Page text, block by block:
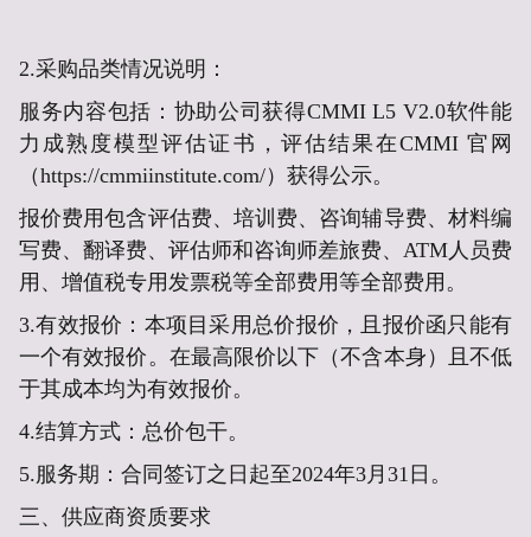
2.采购品类情况说明：
服务内容包括：协助公司获得CMMI L5 V2.0软件能
力成熟度模型评估证书，评估结果在CMMI 官网
（https://cmmiinstitute.com/）获得公示。
报价费用包含评估费、培训费、咨询辅导费、材料编
写费、翻译费、评估师和咨询师差旅费、ATM人员费
用、增值税专用发票税等全部费用等全部费用。
3.有效报价：本项目采用总价报价，且报价函只能有
一个有效报价。在最高限价以下（不含本身）且不低
于其成本均为有效报价。
4.结算方式：总价包干。
5.服务期：合同签订之日起至2024年3月31日。
三、 供应商资质要求